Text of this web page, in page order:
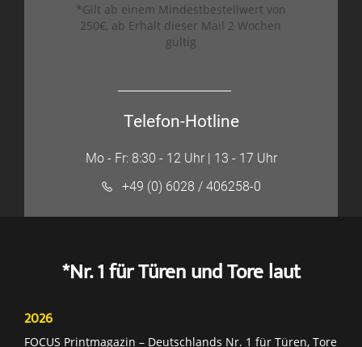
*Gilt ab einem Mindestbestellwert von
250€, ab Erhalt dieser Mail 2 Wochen
gültig
Telefon-Hotline
Mo - Fr: 8:30 - 12 Uhr | 13 - 17 Uhr
+49 (0) 6028 / 406258-0
*Nr. 1 für Türen und Tore laut
2026
FOCUS Printmagazin – Deutschlands Nr. 1 für Türen, Tore